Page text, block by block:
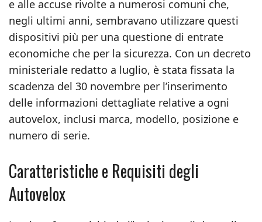
e alle accuse rivolte a numerosi comuni che,
negli ultimi anni, sembravano utilizzare questi
dispositivi più per una questione di entrate
economiche che per la sicurezza. Con un decreto
ministeriale redatto a luglio, è stata fissata la
scadenza del 30 novembre per l’inserimento
delle informazioni dettagliate relative a ogni
autovelox, inclusi marca, modello, posizione e
numero di serie.
Caratteristiche e Requisiti degli
Autovelox